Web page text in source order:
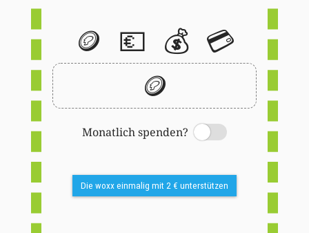
🪙 💶 💰 💳
🪙
Monatlich spenden?
Switch
Die woxx einmalig mit 2 € unterstützen